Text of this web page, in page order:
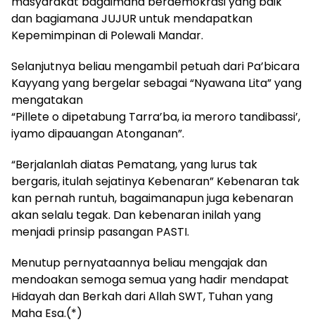
dan bagiamana JUJUR untuk mendapatkan
Kepemimpinan di Polewali Mandar.
Selanjutnya beliau mengambil petuah dari Pa’bicara
Kayyang yang bergelar sebagai “Nyawana Lita” yang
mengatakan
“Pillete o dipetabung Tarra’ba, ia meroro tandibassi’,
iyamo dipauangan Atonganan”.
“Berjalanlah diatas Pematang, yang lurus tak
bergaris, itulah sejatinya Kebenaran” Kebenaran tak
kan pernah runtuh, bagaimanapun juga kebenaran
akan selalu tegak. Dan kebenaran inilah yang
menjadi prinsip pasangan PASTI.
Menutup pernyataannya beliau mengajak dan
mendoakan semoga semua yang hadir mendapat
Hidayah dan Berkah dari Allah SWT, Tuhan yang
Maha Esa.(*)